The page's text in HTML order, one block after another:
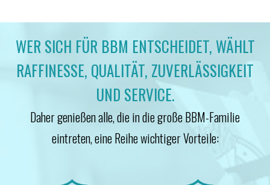
WER SICH FÜR BBM ENTSCHEIDET, WÄHLT
RAFFINESSE, QUALITÄT, ZUVERLÄSSIGKEIT
UND SERVICE.
Daher genießen alle, die in die große BBM-Familie
eintreten, eine Reihe wichtiger Vorteile: